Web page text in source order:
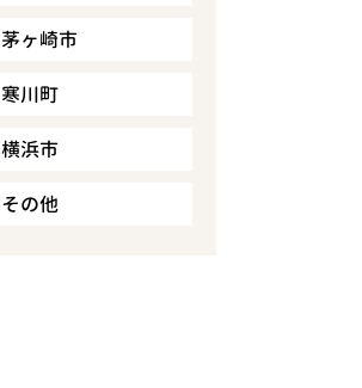
茅ヶ崎市
寒川町
横浜市
その他